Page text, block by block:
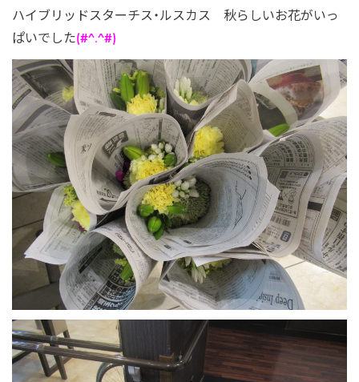
ハイブリッドスターチス・ルスカス 秋らしいお花がいっ
ぱいでした(#^.^#)